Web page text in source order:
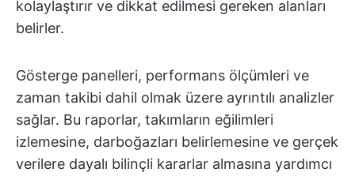
kolaylaştırır ve dikkat edilmesi gereken alanları
belirler.
Gösterge panelleri, performans ölçümleri ve
zaman takibi dahil olmak üzere ayrıntılı analizler
sağlar. Bu raporlar, takımların eğilimleri
izlemesine, darboğazları belirlemesine ve gerçek
verilere dayalı bilinçli kararlar almasına yardımcı